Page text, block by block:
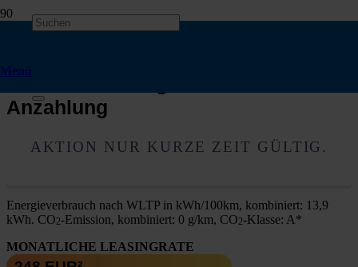
Škoda Epiq Selection⚡ E‑Auto
Anzahlung
AKTI­ON NUR KUR­ZE ZEIT GÜL­TIG.
Ener­gie­ver­brauch nach WLTP in kWh/100km, kom­bi­niert: 13,9
kWh. CO2-Emis­si­on, kom­bi­niert: 0 g/km, CO2-Klas­se: A*
MONATLICHE LEASINGRATE